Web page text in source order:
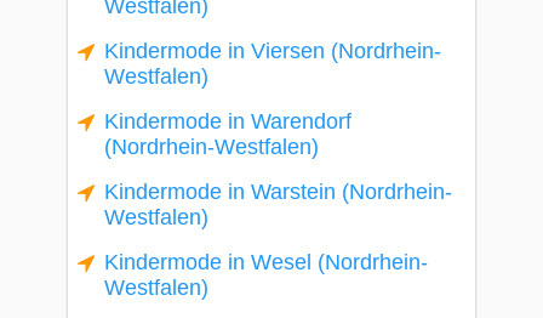
Westfalen)
Kindermode in Viersen (Nordrhein-
Westfalen)
Kindermode in Warendorf
(Nordrhein-Westfalen)
Kindermode in Warstein (Nordrhein-
Westfalen)
Kindermode in Wesel (Nordrhein-
Westfalen)